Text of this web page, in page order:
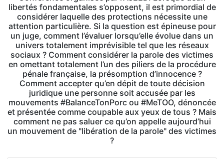
libertés fondamentales s’opposent, il est primordial de
considérer laquelle des protections nécessite une
attention particulière. Si la question est épineuse pour
un juge, comment l’évaluer lorsqu’elle évolue dans un
univers totalement imprévisible tel que les réseaux
sociaux ? Comment considérer la parole des victimes
en omettant totalement l’un des piliers de la procédure
pénale française, la présomption d’innocence ?
Comment accepter qu’en dépit de toute décision
juridique une personne soit accusée par les
mouvements #BalanceTonPorc ou #MeTOO, dénoncée
et présentée comme coupable aux yeux de tous ? Mais
comment ne pas saluer ce qu’on appelle aujourd’hui
un mouvement de "libération de la parole" des victimes
?